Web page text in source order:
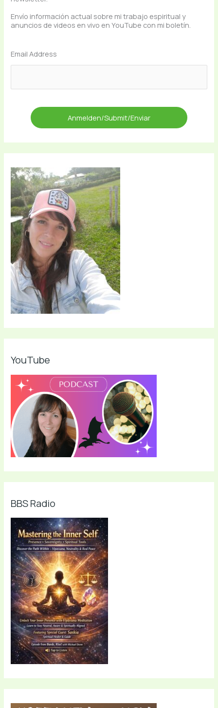
Envío información actual sobre mi trabajo espiritual y
anuncios de videos en vivo en YouTube con mi boletín.
Email Address
YouTube
BBS Radio